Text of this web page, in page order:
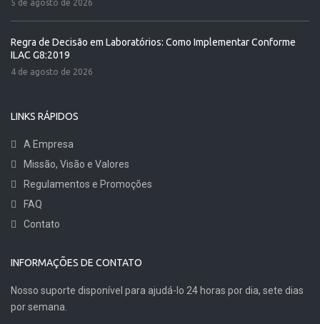
5 de agosto de 2026
Regra de Decisão em Laboratórios: Como Implementar Conforme
ILAC G8:2019
4 de agosto de 2026
LINKS RÁPIDOS
A Empresa
Missão, Visão e Valores
Regulamentos e Promoções
FAQ
Contato
INFORMAÇÕES DE CONTATO
Nosso suporte disponível para ajudá-lo 24 horas por dia, sete dias
por semana.